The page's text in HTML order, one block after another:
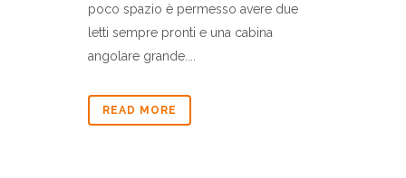
poco spazio è permesso avere due
letti sempre pronti e una cabina
angolare grande....
READ MORE